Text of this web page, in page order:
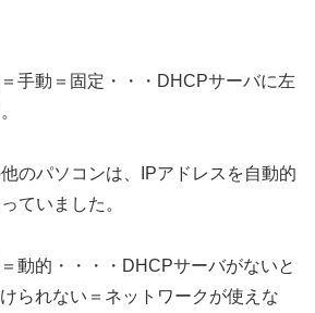
手動＝固定・・・DHCPサーバに左
のパソコンは、IPアドレスを自動的
ていました。
動的・・・・DHCPサーバがないと
られない＝ネットワークが使えな